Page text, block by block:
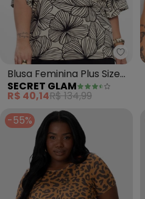
Blusa Feminina Plus Size
(Bege)
SECRET GLAM
R$ 40,14R$ 134,99
-55%